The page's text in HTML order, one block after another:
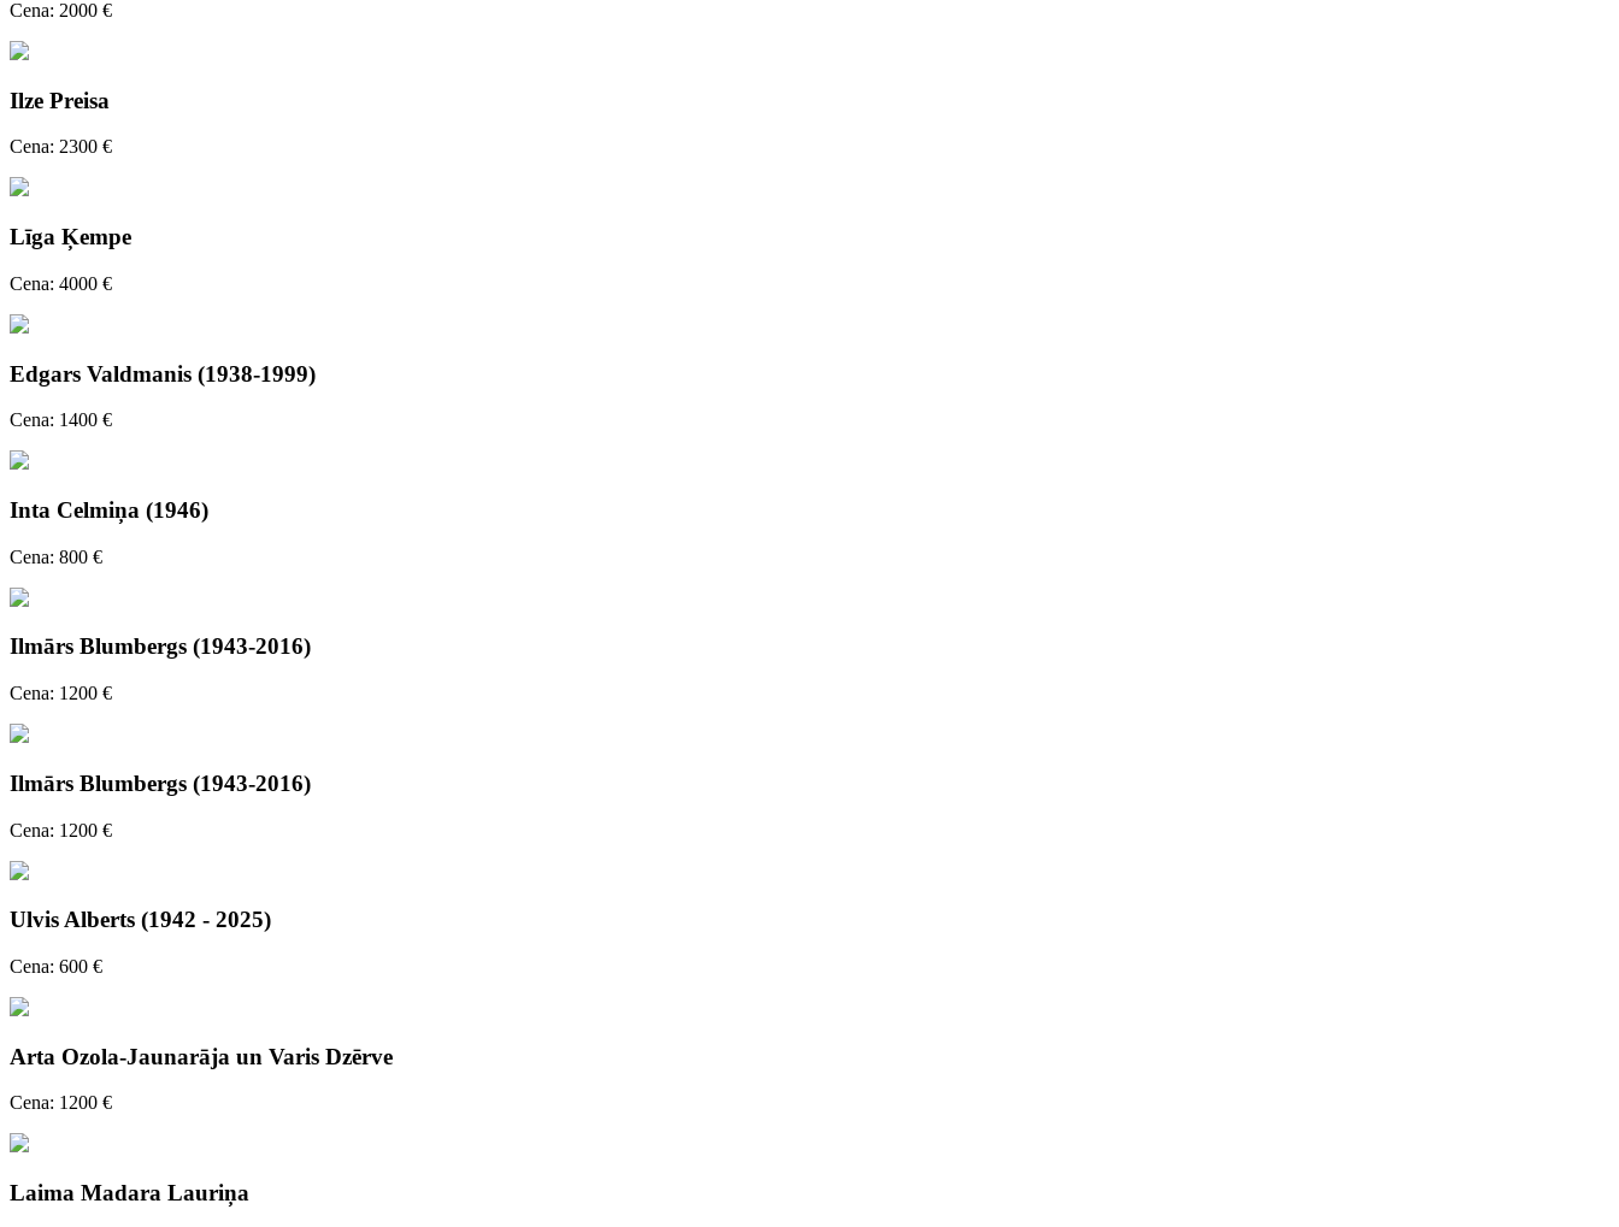
Cena: 2000 €
Ilze Preisa
Cena: 2300 €
Līga Ķempe
Cena: 4000 €
Edgars Valdmanis (1938-1999)
Cena: 1400 €
Inta Celmiņa (1946)
Cena: 800 €
Ilmārs Blumbergs (1943-2016)
Cena: 1200 €
Ilmārs Blumbergs (1943-2016)
Cena: 1200 €
Ulvis Alberts (1942 - 2025)
Cena: 600 €
Arta Ozola-Jaunarāja un Varis Dzērve
Cena: 1200 €
Laima Madara Lauriņa